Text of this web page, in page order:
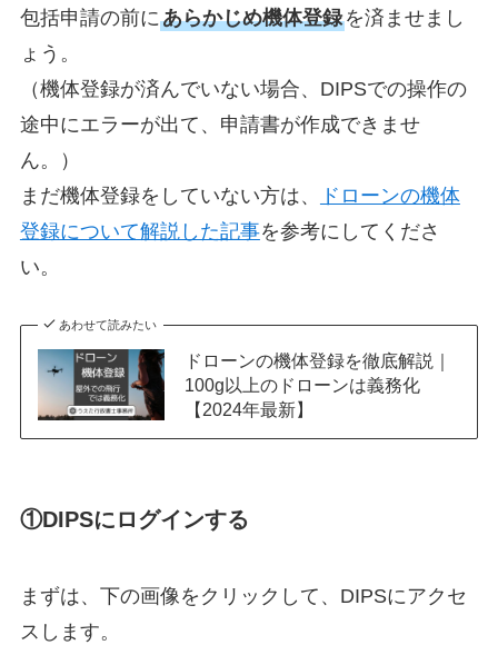
包括申請の前にあらかじめ機体登録を済ませまし
ょう。
（機体登録が済んでいない場合、DIPSでの操作の
途中にエラーが出て、申請書が作成できませ
ん。）
まだ機体登録をしていない方は、
ドローンの機体
登録について解説した記事を参考にしてくださ
い。
あわせて読みたい
ドローンの機体登録を徹底解説｜
100g以上のドローンは義務化
【2024年最新】
①DIPSにログインする
まずは、下の画像をクリックして、DIPSにアクセ
スします。